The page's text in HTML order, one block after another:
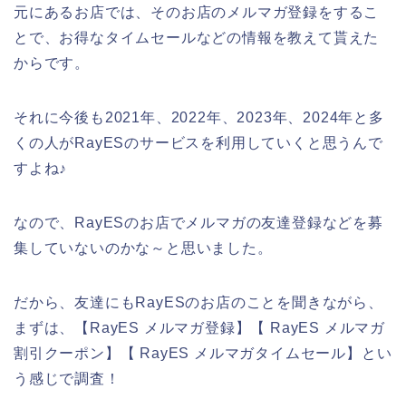
元にあるお店では、そのお店のメルマガ登録をするこ
とで、お得なタイムセールなどの情報を教えて貰えた
からです。
それに今後も2021年、2022年、2023年、2024年と多
くの人がRayESのサービスを利用していくと思うんで
すよね♪
なので、RayESのお店でメルマガの友達登録などを募
集していないのかな～と思いました。
だから、友達にもRayESのお店のことを聞きながら、
まずは、【RayES メルマガ登録】【 RayES メルマガ
割引クーポン】【 RayES メルマガタイムセール】とい
う感じで調査！